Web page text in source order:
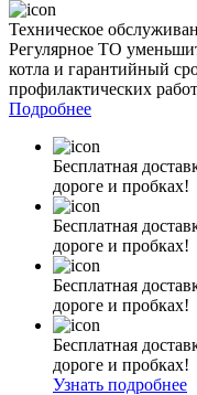
Техническое
Регулярное ТО
котла и гарантийный
профилактических
Подробнее
Бесплатная
дороге и пробках!
Бесплатная
дороге и пробках!
Бесплатная
дороге и пробках!
Бесплатная
дороге и пробках!
Узнать подробнее